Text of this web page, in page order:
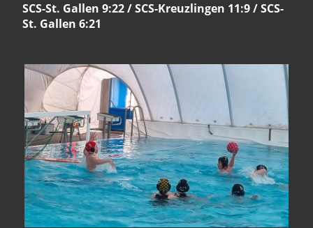
SCS-St. Gallen 9:22 / SCS-Kreuzlingen 11:9 / SCS-
St. Gallen 6:21